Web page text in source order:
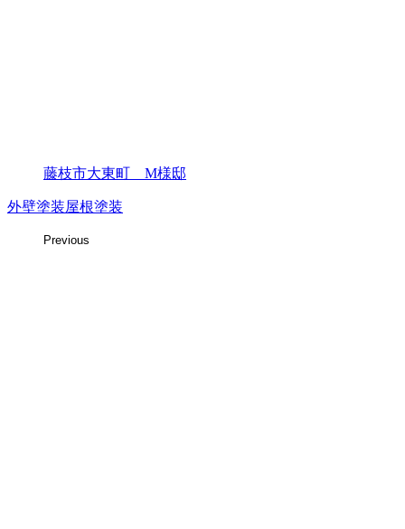
藤枝市大東町 M様邸
外壁塗装屋根塗装
Previous